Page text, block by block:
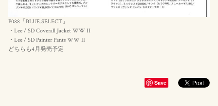
P088「BLUE.SELECT」
・Lee / SD Coverall Jacket WW II
・Lee / SD Painter Pants WW II
どちらも4月発売予定
Save